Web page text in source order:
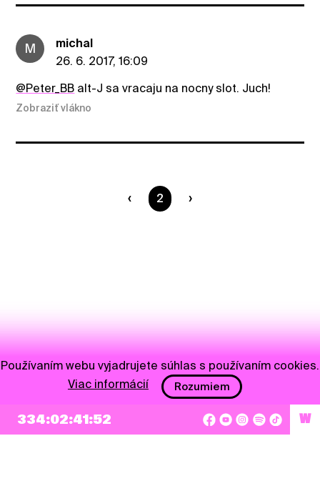
M
michal
26. 6. 2017, 16:09
@Peter_BB alt-J sa vracaju na nocny slot. Juch!
Zobraziť vlákno
Ste na strane
2
334:02:41:52 W
Používaním webu vyjadrujete súhlas s používaním cookies.
Viac informácií
Rozumiem